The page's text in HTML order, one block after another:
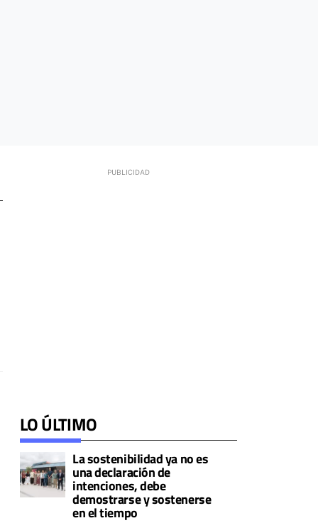
LO ÚLTIMO
La sostenibilidad ya no es
una declaración de
intenciones, debe
demostrarse y sostenerse
en el tiempo